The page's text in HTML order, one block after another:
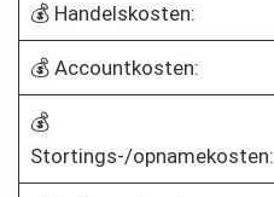
💰 Handelskosten:
💰 Accountkosten:
💰
Stortings-/opnamekosten: